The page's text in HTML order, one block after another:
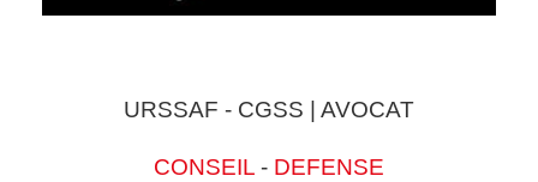
URSSAF - CGSS | AVOCAT
CONSEIL - DEFENSE